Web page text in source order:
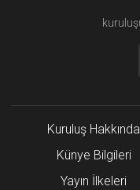
Kuruluş Hakkında
Künye Bilgileri
Yayın İlkeleri